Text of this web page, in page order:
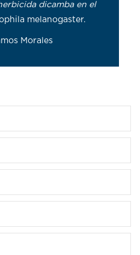
dicamba en el
melanogaster.
Morales